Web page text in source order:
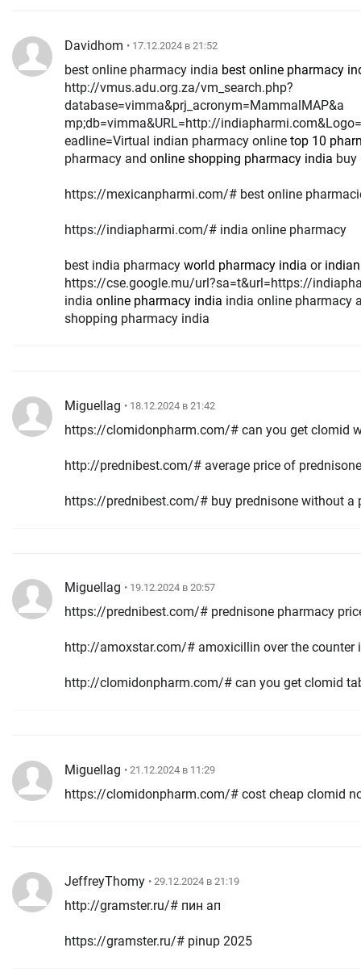
Davidhom • 17.12.2024 в 21:52
best online pharmacy india best online pharmacy
http://vmus.adu.org.za/vm_search.php?
database=vimma&prj_acronym=MammalMAP&a
mp;db=vimma&URL=http://
eadline=Virtual indian pharmacy online top 10
pharmacy and online shopping pharmacy india buy
https://mexicanpharmi.com/# best online
https://indiapharmi.com/# india online pharmacy
best india pharmacy world pharmacy india or
https://cse.google.mu/url?sa=t&url=https://
india online pharmacy india india online pharmacy
shopping pharmacy india
Miguellag • 18.12.2024 в 21:42
https://clomidonpharm.com/# can you get clomid
http://prednibest.com/# average price of prednisone
https://prednibest.com/# buy prednisone without a
Miguellag • 19.12.2024 в 20:57
https://prednibest.com/# prednisone pharmacy
http://amoxstar.com/# amoxicillin over the counter
http://clomidonpharm.com/# can you get clomid
Miguellag • 21.12.2024 в 11:29
https://clomidonpharm.com/# cost cheap clomid
JeffreyThomy • 29.12.2024 в 21:19
http://gramster.ru/# пин ап
https://gramster.ru/# pinup 2025